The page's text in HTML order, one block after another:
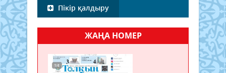
Пікір қалдыру
ЖАҢА НОМЕР